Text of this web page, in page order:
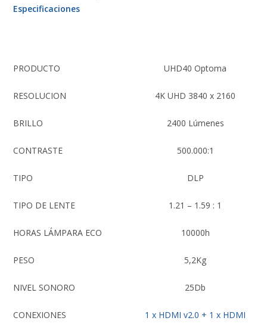
Especificaciones
PRODUCTO UHD40 Optoma
RESOLUCION 4K UHD 3840 x 2160
BRILLO 2400 Lúmenes
CONTRASTE 500.000:1
TIPO DLP
TIPO DE LENTE 1.21 – 1.59 : 1
HORAS LÁMPARA ECO 10000h
PESO 5,2Kg
NIVEL SONORO 25Db
CONEXIONES
1 x HDMI v2.0 + 1 x HDMI